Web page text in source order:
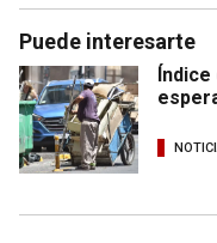
Puede interesarte